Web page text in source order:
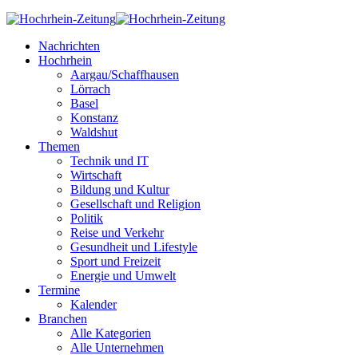
Nachrichten
Hochrhein
Aargau/Schaffhausen
Lörrach
Basel
Konstanz
Waldshut
Themen
Technik und IT
Wirtschaft
Bildung und Kultur
Gesellschaft und Religion
Politik
Reise und Verkehr
Gesundheit und Lifestyle
Sport und Freizeit
Energie und Umwelt
Termine
Kalender
Branchen
Alle Kategorien
Alle Unternehmen